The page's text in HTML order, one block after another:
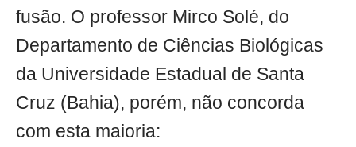
fusão. O professor Mirco Solé, do
Departamento de Ciências Biológicas
da Universidade Estadual de Santa
Cruz (Bahia), porém, não concorda
com esta maioria: